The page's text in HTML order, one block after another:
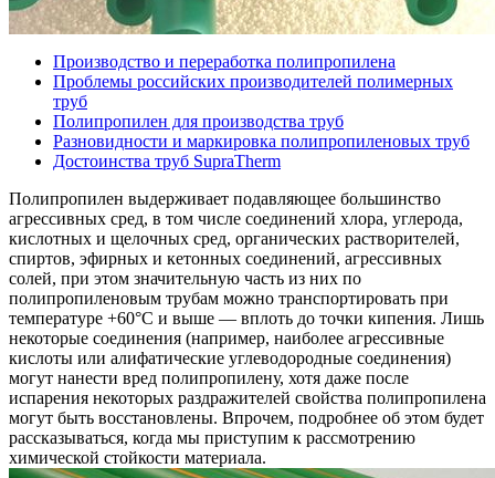
Производство и переработка полипропилена
Проблемы российских производителей полимерных
труб
Полипропилен для производства труб
Разновидности и маркировка полипропиленовых труб
Достоинства труб SupraTherm
Полипропилен выдерживает подавляющее большинство
агрессивных сред, в том числе соединений хлора, углерода,
кислотных и щелочных сред, органических растворителей,
спиртов, эфирных и кетонных соединений, агрессивных
солей, при этом значительную часть из них по
полипропиленовым трубам можно транспортировать при
температуре +60°С и выше — вплоть до точки кипения. Лишь
некоторые соединения (например, наиболее агрессивные
кислоты или алифатические углеводородные соединения)
могут нанести вред полипропилену, хотя даже после
испарения некоторых раздражителей свойства полипропилена
могут быть восстановлены. Впрочем, подробнее об этом будет
рассказываться, когда мы приступим к рассмотрению
химической стойкости материала.